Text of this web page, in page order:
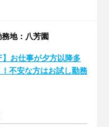
地：八芳園
】お仕事が夕方以降多
不安な方はお試し勤務